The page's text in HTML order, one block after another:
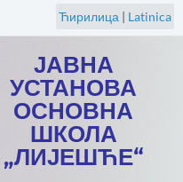
Ћирилица | Latinica
ЈАВНА
УСТАНОВА
ОСНОВНА
ШКОЛА
„ЛИЈЕШЋЕ“